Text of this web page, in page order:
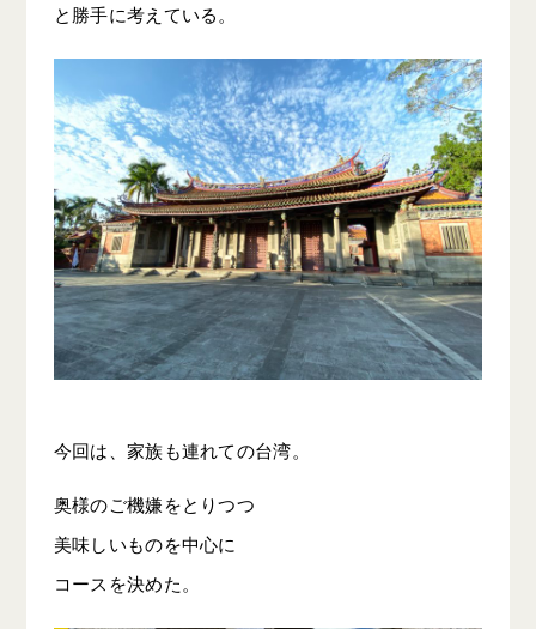
と勝手に考えている。
今回は、家族も連れての台湾。
奥様のご機嫌をとりつつ
美味しいものを中心に
コースを決めた。